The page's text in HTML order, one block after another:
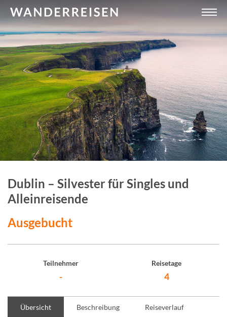
Dublin – Silvester für Singles und
Alleinreisende
Ausgebucht
Teilnehmer
-
Reisetage
4
Übersicht Beschreibung Reiseverlauf